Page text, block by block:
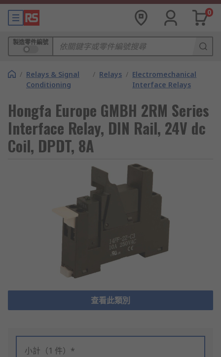
0
製造零件編號
/ Relays & Signal
Conditioning
/ Relays / Electromechanical
Interface Relays
Hongfa Europe GMBH 2RM Series
Interface Relay, DIN Rail, 24V dc
Coil, DPDT, 8A
查看此類別
小計（1 件）*